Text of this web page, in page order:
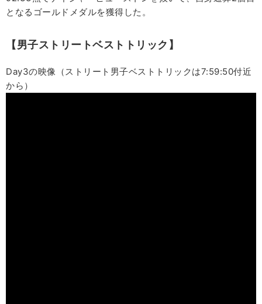
となるゴールドメダルを獲得した。
【男子ストリートベストトリック】
Day3の映像（ストリート男子ベストトリックは7:59:50付近
から）